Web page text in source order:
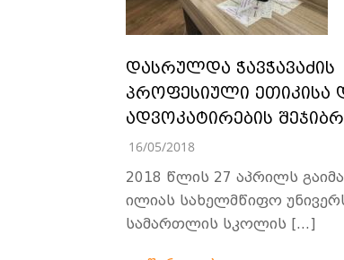
დასრულდა ჭავჭავაძის
პროფესიული ეთიკისა
ადვოკატირების
16/05/2018
2018 წლის 27 აპრილს
ილიას სახელმწიფო
სამართლის სკოლის […]